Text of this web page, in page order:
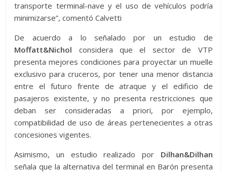
transporte terminal-nave y el uso de vehículos podría
minimizarse”, comentó Calvetti
De acuerdo a lo señalado por un estudio de
Moffatt&Nichol considera que el sector de VTP
presenta mejores condiciones para proyectar un muelle
exclusivo para cruceros, por tener una menor distancia
entre el futuro frente de atraque y el edificio de
pasajeros existente, y no presenta restricciones que
deban ser consideradas a priori, por ejemplo,
compatibilidad de uso de áreas pertenecientes a otras
concesiones vigentes.
Asimismo, un estudio realizado por Dilhan&Dilhan
señala que la alternativa del terminal en Barón presenta